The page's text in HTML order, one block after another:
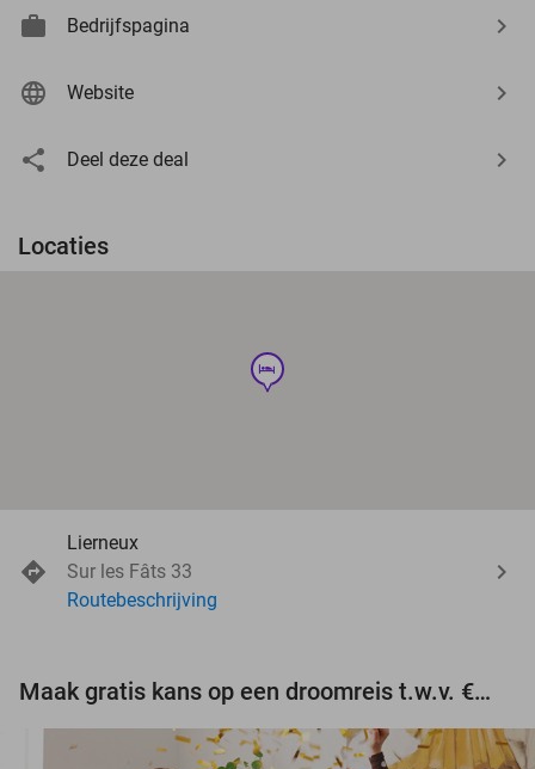
Bedrijfspagina
Website
Deel deze deal
Locaties
hotel
Lierneux
Sur les Fâts 33
Routebeschrijving
Maak gratis kans op een droomreis t.w.v. €3.000!